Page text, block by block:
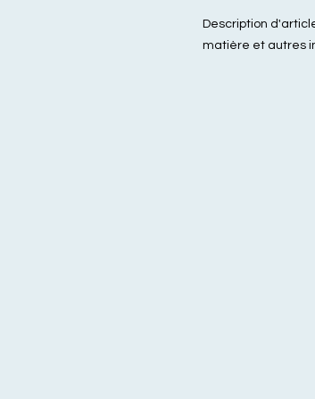
Description
matière et autres